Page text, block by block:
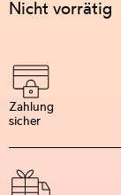
Nicht vorrätig
Zahlung
sicher